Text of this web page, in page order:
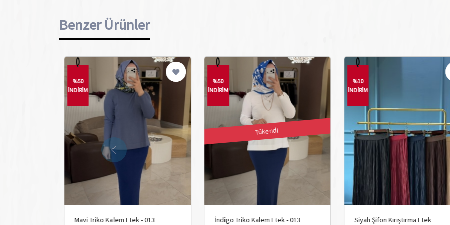
Benzer Ürünler
%50
İNDİRİM
Mavi Triko Kalem Etek - 013
%50
İNDİRİM
Tükendi
İndigo Triko Kalem Etek - 013
%10
İNDİRİM
Siyah Şifon Kırıştırma Etek